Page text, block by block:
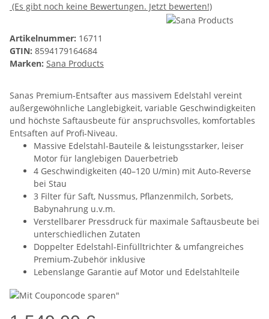
(Es gibt noch keine Bewertungen. Jetzt bewerten!)
Artikelnummer: 16711
GTIN: 8594179164684
Marken: Sana Products
Sanas Premium‑Entsafter aus massivem Edelstahl vereint
außergewöhnliche Langlebigkeit, variable Geschwindigkeiten
und höchste Saftausbeute für anspruchsvolles, komfortables
Entsaften auf Profi‑Niveau.
Massive Edelstahl-Bauteile & leistungsstarker, leiser
Motor für langlebigen Dauerbetrieb
4 Geschwindigkeiten (40–120 U/min) mit Auto-Reverse
bei Stau
3 Filter für Saft, Nussmus, Pflanzenmilch, Sorbets,
Babynahrung u.v.m.
Verstellbarer Pressdruck für maximale Saftausbeute bei
unterschiedlichen Zutaten
Doppelter Edelstahl-Einfülltrichter & umfangreiches
Premium-Zubehör inklusive
Lebenslange Garantie auf Motor und Edelstahlteile